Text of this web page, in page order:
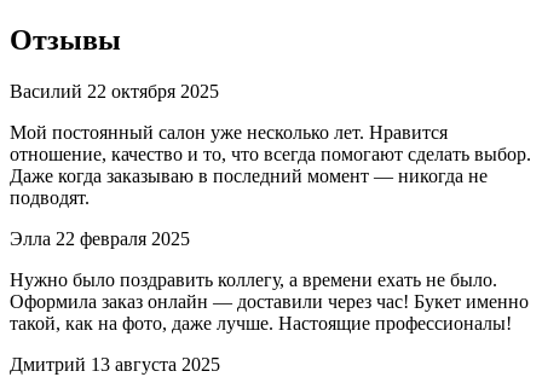
Отзывы
Василий 22 октября 2025
Мой постоянный салон уже несколько лет. Нравится
отношение, качество и то, что всегда помогают сделать выбор.
Даже когда заказываю в последний момент — никогда не
подводят.
Элла 22 февраля 2025
Нужно было поздравить коллегу, а времени ехать не было.
Оформила заказ онлайн — доставили через час! Букет именно
такой, как на фото, даже лучше. Настоящие профессионалы!
Дмитрий 13 августа 2025